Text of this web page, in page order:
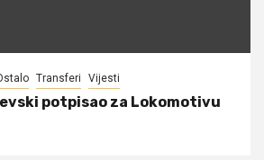
Transferi Vijesti
potpisao za Lokomotivu